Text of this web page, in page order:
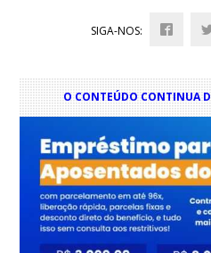
SIGA-NOS:
O CONTEÚDO CONTINUA